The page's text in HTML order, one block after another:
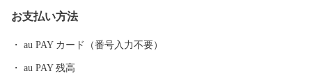
お支払い方法
au PAY カード（番号入力不要）
au PAY 残高